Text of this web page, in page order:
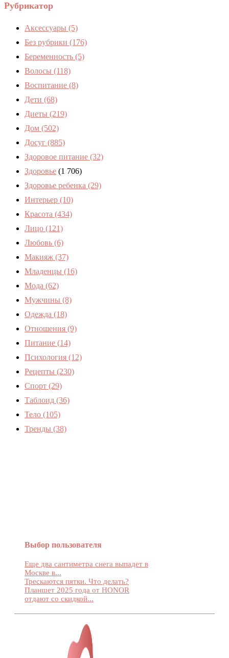
Рубрикатор
Аксессуары (5)
Без рубрики (176)
Беременность (5)
Волосы (118)
Воспитание (8)
Дети (68)
Диеты (219)
Дом (502)
Досуг (885)
Здоровое питание (32)
Здоровье (1 706)
Здоровье ребенка (29)
Интерьер (10)
Красота (434)
Лицо (121)
Любовь (6)
Макияж (37)
Младенцы (16)
Мода (62)
Мужчины (8)
Одежда (18)
Отношения (9)
Питание (14)
Психология (12)
Рецепты (230)
Спорт (29)
Таблоид (36)
Тело (105)
Тренды (38)
Выбор пользователя
Еще два сантиметра снега выпадет в
Москве в...
Трескаются пятки. Что делать?
Планшет 2025 года от HONOR
отдают со скидкой...